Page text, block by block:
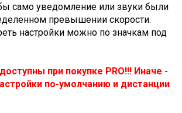
само уведомление или звуки были
превышении скорости.
настройки можно по значкам под
при покупке PRO!!! Иначе -
по-умолчанию и дистанции